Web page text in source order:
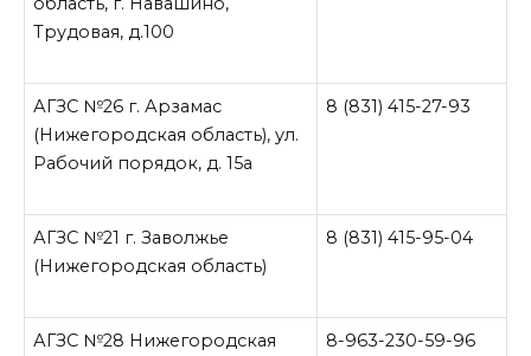
Трудовая, д.100
АГЗС №26 г. Арзамас
(Нижегородская область), ул.
Рабочий порядок, д. 15а
8 (831) 415-27-93
АГЗС №21 г. Заволжье
(Нижегородская область)
8 (831) 415-95-04
АГЗС №28 Нижегородская
8-963-230-59-96